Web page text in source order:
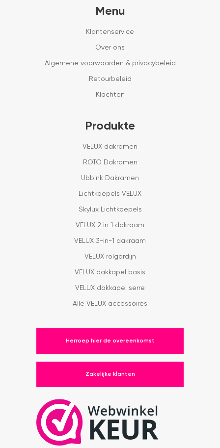
Menu
Klantenservice
Over ons
Algemene voorwaarden & privacybeleid
Retourbeleid
Klachten
Produkte
VELUX dakramen
ROTO Dakramen
Ubbink Dakramen
Lichtkoepels VELUX
Skylux Lichtkoepels
VELUX 2 in 1 dakraam
VELUX 3-in-1 dakraam
VELUX rolgordijn
VELUX dakkapel basis
VELUX dakkapel serre
Alle VELUX accessoires
Herroep hier de overeenkomst
Zakelijke klanten